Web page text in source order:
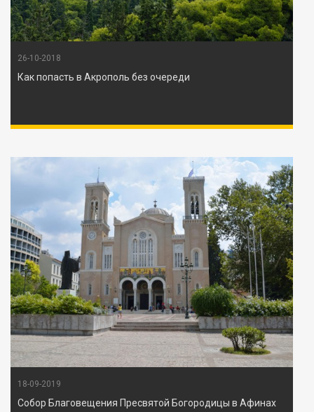
26-10-2018
Как попасть в Акрополь без очереди
18-09-2019
Собор Благовещения Пресвятой Богородицы в Афинах